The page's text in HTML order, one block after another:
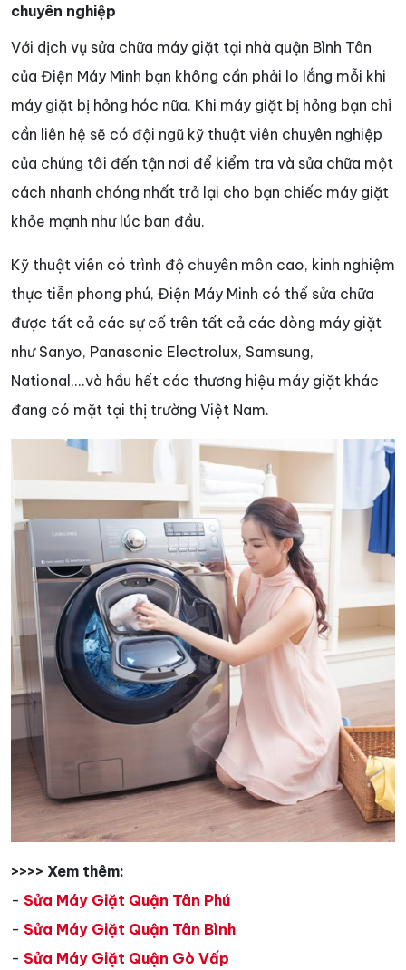
chuyên nghiệp
Với dịch vụ sửa chữa máy giặt tại nhà quận Bình Tân
của Điện Máy Minh bạn không cần phải lo lắng mỗi khi
máy giặt bị hỏng hóc nữa. Khi máy giặt bị hỏng bạn chỉ
cần liên hệ sẽ có đội ngũ kỹ thuật viên chuyên nghiệp
của chúng tôi đến tận nơi để kiểm tra và sửa chữa một
cách nhanh chóng nhất trả lại cho bạn chiếc máy giặt
khỏe mạnh như lúc ban đầu.
Kỹ thuật viên có trình độ chuyên môn cao, kinh nghiệm
thực tiễn phong phú, Điện Máy Minh có thể sửa chữa
được tất cả các sự cố trên tất cả các dòng máy giặt
như Sanyo, Panasonic Electrolux, Samsung,
National,...và hầu hết các thương hiệu máy giặt khác
đang có mặt tại thị trường Việt Nam.
>>>> Xem thêm:
- Sửa Máy Giặt Quận Tân Phú
- Sửa Máy Giặt Quận Tân Bình
- Sửa Máy Giặt Quận Gò Vấp